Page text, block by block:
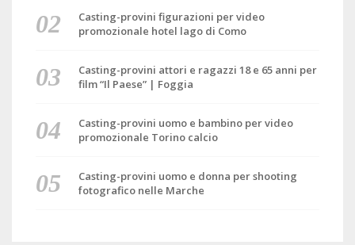
Casting-provini figurazioni per video
promozionale hotel lago di Como
Casting-provini attori e ragazzi 18 e 65 anni per
film “Il Paese” | Foggia
Casting-provini uomo e bambino per video
promozionale Torino calcio
Casting-provini uomo e donna per shooting
fotografico nelle Marche